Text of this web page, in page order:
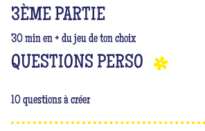
3ÈME PARTIE
30 min en + du jeu de ton choix
QUESTIONS PERSO
10 questions à créer